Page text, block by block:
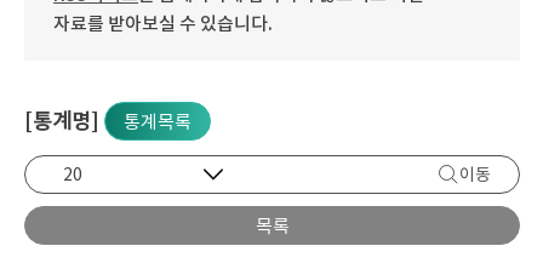
자료를 받아보실 수 있습니다.
[통계명] 통계목록
이동
목록